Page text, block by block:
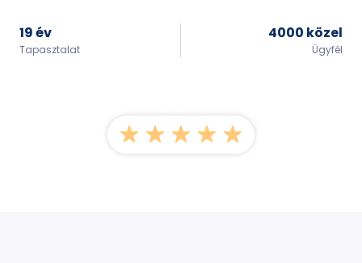
19 év
Tapasztalat
4000 közel
Ügyfél